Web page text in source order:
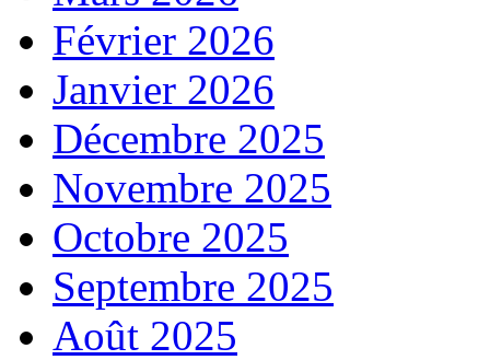
Février 2026
Janvier 2026
Décembre 2025
Novembre 2025
Octobre 2025
Septembre 2025
Août 2025